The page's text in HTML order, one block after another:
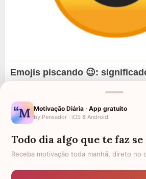
Emojis piscando 😉:
carinhas que piscam!
Os emojis piscando fazem podem ser
expressar humor, ironia e, até
flerte. Bastante conhecidos e
dos emoticons, os emojis são...
Motivação Diária · App gratuito
by Pensador · iOS & Android
Todo dia algo que te faz
Receba motivação toda manhã, direto no